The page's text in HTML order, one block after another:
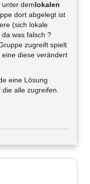
unter demlokalen
dort abgelegt ist
(sich lokale
was falsch ?
zugreift spielt
diese verändert
eine Lösung
alle zugreifen.